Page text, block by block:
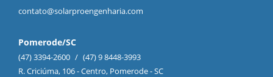
contato@solarproengenharia.com
Pomerode/SC
(47) 3394-2600 / (47) 9 8448-3993
R. Criciúma, 106 - Centro, Pomerode - SC